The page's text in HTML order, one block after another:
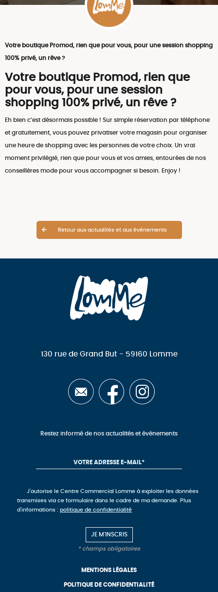
Votre boutique Promod, rien que pour vous, pour une session shopping
100% privé, un rêve ?
Votre boutique Promod, rien que
pour vous, pour une session
shopping 100% privé, un rêve ?
Eh bien c’est désormais possible ! Sur simple réservation par téléphone
et gratuitement, vous pouvez privatiser votre magasin pour organiser
une heure de shopping avec les personnes de votre choix. Un vrai
moment privilégié, rien que pour vous et vos amies, entourées de nos
conseillères mode pour vous accompagner si besoin. Enjoy !
Retour aux actualités et aux événements
130 rue de Grand But - 59160 Lomme
Restez informé de nos actualités et événements
J'autorise le Centre Commercial Lomme à exploiter les données
transmises via ce formulaire dans le cadre de ma demande. Plus
d'informations : politique de confidentialité
* champs obligatoires
MENTIONS LÉGALES
POLITIQUE DE CONFIDENTIALITÉ